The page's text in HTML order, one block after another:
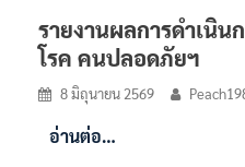
รายงานผลการดำเนิน
โรค คนปลอดภัยฯ
8 มิถุนายน 2569
อ่านต่อ…